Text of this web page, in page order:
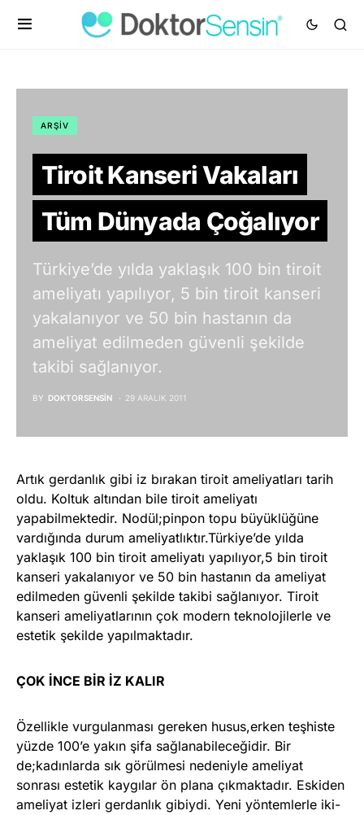
ARŞIV
Tiroit Kanseri Vakaları
Tüm Dünyada Çoğalıyor
Türkiye’de yılda yaklaşık 100 bin tiroit
ameliyatı yapılıyor, 5 bin tiroit kanseri
yakalanıyor ve 50 bin hastanın da
ameliyat edilmeden güvenli şekilde
takibi sağlanıyor.
BY DOKTORSENSIN 29 ARALIK 2011
Artık gerdanlık gibi iz bırakan tiroit ameliyatları tarih
oldu. Koltuk altından bile tiroit ameliyatı
yapabilmektedir. Nodül;pinpon topu büyüklüğüne
vardığında durum ameliyatlıktır.Türkiye’de yılda
yaklaşık 100 bin tiroit ameliyatı yapılıyor,5 bin tiroit
kanseri yakalanıyor ve 50 bin hastanın da ameliyat
edilmeden güvenli şekilde takibi sağlanıyor. Tiroit
kanseri ameliyatlarının çok modern teknolojilerle ve
estetik şekilde yapılmaktadır.
ÇOK İNCE BİR İZ KALIR
Özellikle vurgulanması gereken husus,erken teşhiste
yüzde 100’e yakın şifa sağlanabileceğidir. Bir
de;kadınlarda sık görülmesi nedeniyle ameliyat
sonrası estetik kaygılar ön plana çıkmaktadır. Eskiden
ameliyat izleri gerdanlık gibiydi. Yeni yöntemlerle iki-